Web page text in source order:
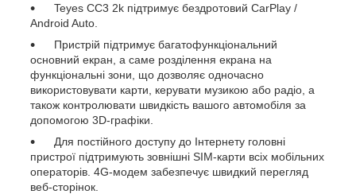
Teyes CC3 2k підтримує бездротовий CarPlay /
Android Auto.
Пристрій підтримує багатофункціональний
основний екран, а саме розділення екрана на
функціональні зони, що дозволяє одночасно
використовувати карти, керувати музикою або радіо, а
також контролювати швидкість вашого автомобіля за
допомогою 3D-графіки.
Для постійного доступу до Інтернету головні
пристрої підтримують зовнішні SIM-карти всіх мобільних
операторів. 4G-модем забезпечує швидкий перегляд
веб-сторінок.